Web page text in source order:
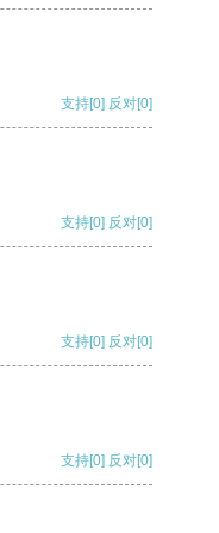
支持[0] 反对[0]
支持[0] 反对[0]
支持[0] 反对[0]
支持[0] 反对[0]